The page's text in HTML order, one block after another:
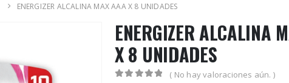
ENERGIZER ALCALINA MAX AAA X 8 UNIDADES
ENERGIZER ALCALINA
X 8 UNIDADES
( No hay valoraciones aún. )